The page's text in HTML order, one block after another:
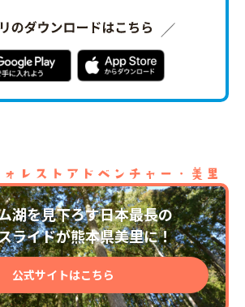
湖を見下ろす日本最長の
ライドが熊本県美里に！
公式サイトはこちら